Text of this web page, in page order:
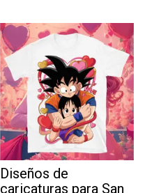
Diseños de
caricaturas para San